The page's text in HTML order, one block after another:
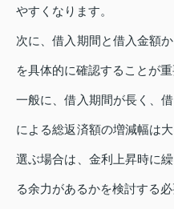
やすくなります。
次に、借入期間と借入金額
を具体的に確認することが重
一般に、借入期間が長く、
による総返済額の増減幅は
選ぶ場合は、金利上昇時に
る余力があるかを検討する必